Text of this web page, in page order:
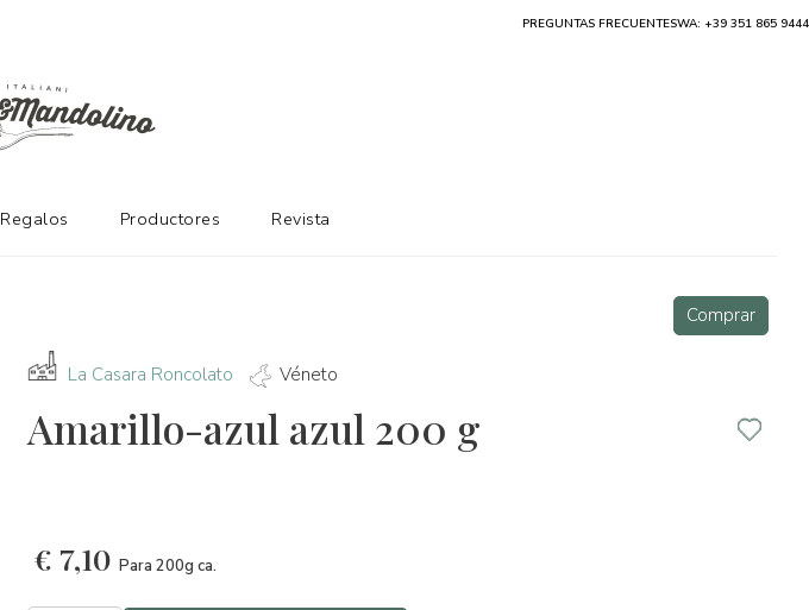
Comprar
La Casara Roncolato Véneto
Amarillo-azul azul 200 g
€ 7,10 Para 200g ca.
PREGUNTAS FRECUENTESWA: +39 351 865 9444
Regalos Productores Revista